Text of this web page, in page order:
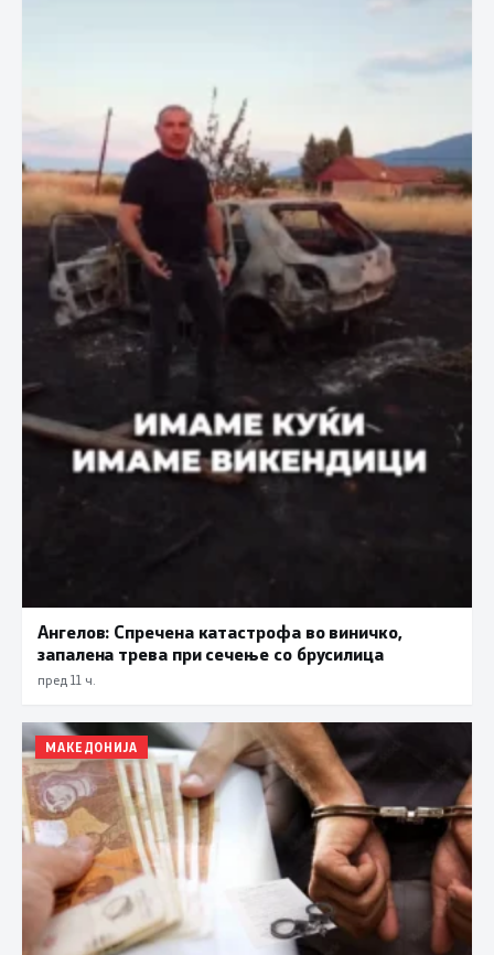
Ангелов: Спречена катастрофа во виничко,
запалена трева при сечење со брусилица
пред 11 ч.
МАКЕДОНИЈА